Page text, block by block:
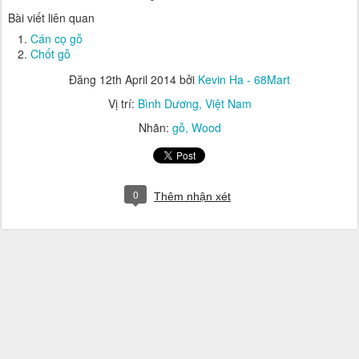
Bài viết liên quan
Cán cọ gỗ
Chốt gỗ
Đăng 12th April 2014 bởi Kevin Ha - 68Mart
Vị trí: Bình Dương, Việt Nam
Nhãn: gỗ Wood
0 Thêm nhận xét